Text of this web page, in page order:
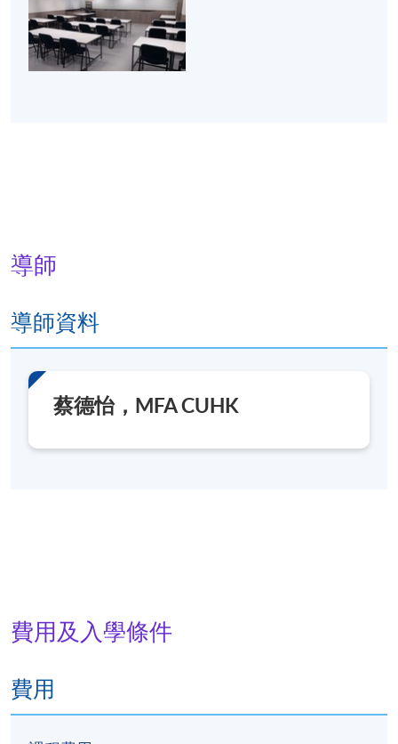
導師
導師資料
蔡德怡，MFA CUHK
費用及入學條件
費用